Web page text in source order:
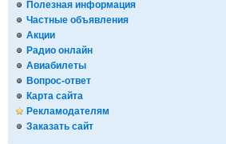
Полезная информация
Частные объявления
Акции
Радио онлайн
Авиабилеты
Вопрос-ответ
Карта сайта
Рекламодателям
Заказать сайт